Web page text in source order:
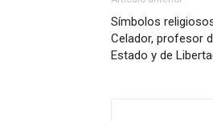
Símbolos
Celador, profesor
Estado y de